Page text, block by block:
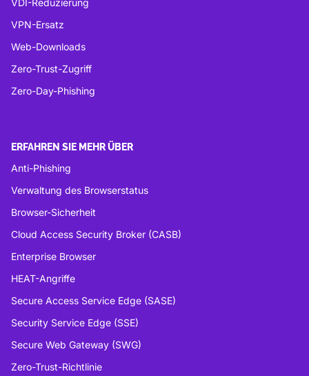
VPN-Ersatz
Web-Downloads
Zero-Trust-Zugriff
Zero-Day-Phishing
ERFAHREN SIE MEHR ÜBER
Anti-Phishing
Verwaltung des Browserstatus
Browser-Sicherheit
Cloud Access Security Broker (CASB)
Enterprise Browser
HEAT-Angriffe
Secure Access Service Edge (SASE)
Security Service Edge (SSE)
Secure Web Gateway (SWG)
Zero-Trust-Richtlinie